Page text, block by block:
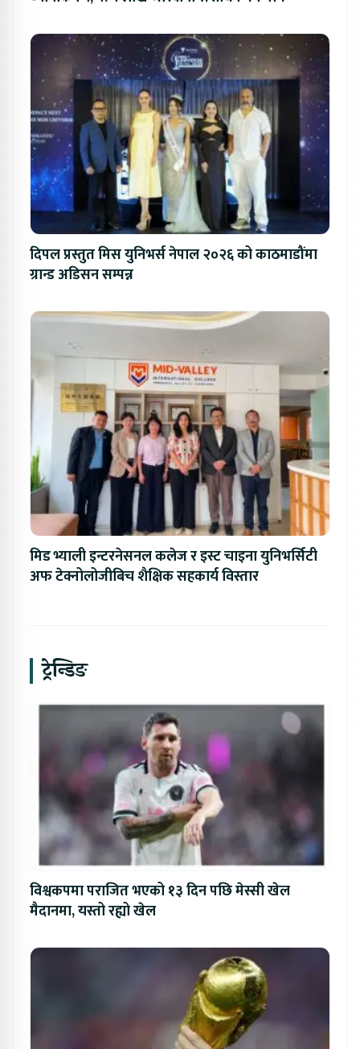
दिपल प्रस्तुत मिस युनिभर्स नेपाल २०२६ को काठमाडौंमा
ग्रान्ड अडिसन सम्पन्न
मिड भ्याली इन्टरनेसनल कलेज र इस्ट चाइना युनिभर्सिटी
अफ टेक्नोलोजीबिच शैक्षिक सहकार्य विस्तार
ट्रेन्डिङ
विश्वकपमा पराजित भएको १३ दिन पछि मेस्सी खेल
मैदानमा, यस्तो रह्यो खेल